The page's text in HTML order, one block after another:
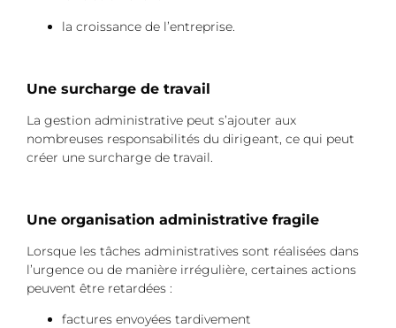
la croissance de l’entreprise.
Une surcharge de travail
La gestion administrative peut s’ajouter aux
nombreuses responsabilités du dirigeant, ce qui peut
créer une surcharge de travail.
Une organisation administrative fragile
Lorsque les tâches administratives sont réalisées dans
l’urgence ou de manière irrégulière, certaines actions
peuvent être retardées :
factures envoyées tardivement